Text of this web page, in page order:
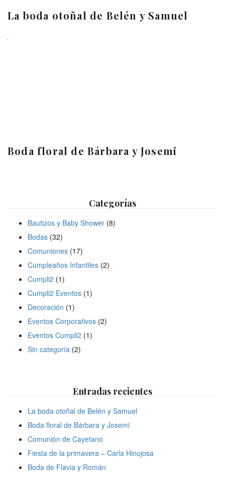
La boda otoñal de Belén y Samuel
Boda floral de Bárbara y Josemi
Categorías
Bautizos y Baby Shower (8)
Bodas (32)
Comuniones (17)
Cumpleaños Infantiles (2)
Cumpli2 (1)
Cumpli2 Eventos (1)
Decoración (1)
Eventos Corporativos (2)
Eventos Cumpli2 (1)
Sin categoría (2)
Entradas recientes
La boda otoñal de Belén y Samuel
Boda floral de Bárbara y Josemi
Comunión de Cayetano
Fiesta de la primavera – Carla Hinojosa
Boda de Flavia y Román